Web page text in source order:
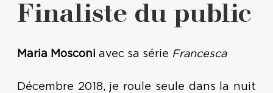
Finaliste du public
Maria Mosconi avec sa série Francesca
Décembre 2018, je roule seule dans la nuit